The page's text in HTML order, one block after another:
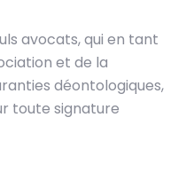
avocats, qui en tant
et de la
déontologiques,
toute signature